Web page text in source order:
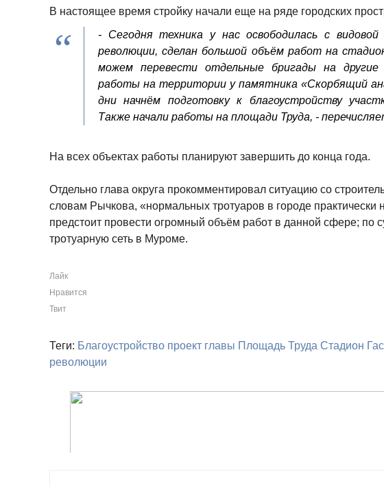
В настоящее время стройку начали еще на ряде городских
- Сегодня техника у нас освободилась с видовой
революции, сделан большой объём работ на
можем перевести отдельные бригады на
работы на территории у памятника «Скорбящий
дни начнём подготовку к благоустройству
Также начали работы на площади Труда, -
На всех объектах работы планируют завершить до конца года.
Отдельно глава округа прокомментировал ситуацию со
словам Рычкова, «нормальных тротуаров в городе практически
предстоит провести огромный объём работ в данной сфере; по
тротуарную сеть в Муроме.
Лайк
Нравится
Твит
Теги: Благоустройство проект главы Площадь Труда Стадион
революции